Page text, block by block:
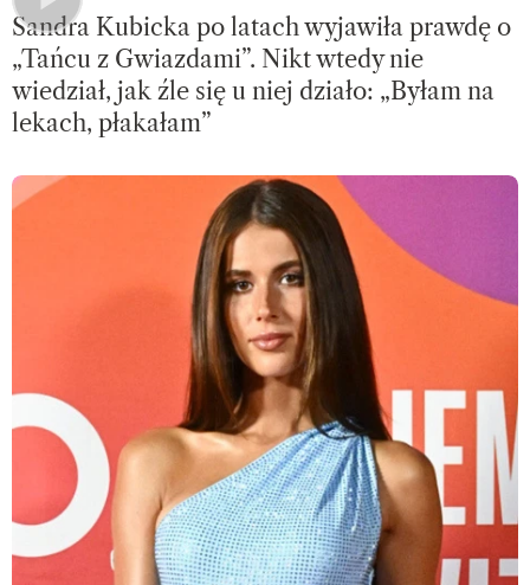
Sandra Kubicka po latach wyjawiła prawdę o
„Tańcu z Gwiazdami”. Nikt wtedy nie
wiedział, jak źle się u niej działo: „Byłam na
lekach, płakałam”